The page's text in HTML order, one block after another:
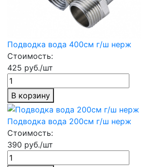
Подводка вода 400см г/ш нерж
Стоимость:
425 руб./шт
В корзину
Подводка вода 200см г/ш нерж
Стоимость:
390 руб./шт